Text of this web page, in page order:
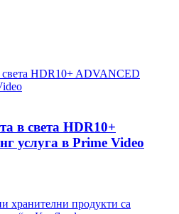
в света HDR10+
услуга в Prime Video